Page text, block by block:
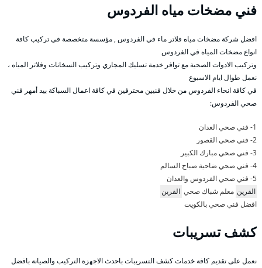
فني مضخات مياه الفردوس
افضل شركة مضخات مياه فلاتر ماء في الفردوس , مؤسسة متخصصة في تركيب كافة
انواع مضخات المياه في الفردوس
وتركيب الادوات الصحية مع توافر خدمة تسليك المجاري وتركيب السخانات وفلاتر المياه ،
نعمل طوال ايام الاسبوع
في كافة انحاء الفردوس من خلال فنيين محترفين في كافة اعمال السباكة بيد أمهر فني
صحي الفردوس:
1- فني صحي العدان
2- فني صحي القصور
3- فني صحي مبارك الكبير
4- فني صحي ضاحية صباح السالم
5- فني صحي الفردوس والعدان
القرين معلم شباك صحي القرين
افضل فني صحي بالكويت
كشف تسريبات
نعمل على تقديم كافة خدمات كشف التسريبات باحدث الاجهزة التركيب والصيانة بافضل